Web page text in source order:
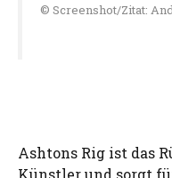
© Screenshot/Zitat:
Ashtons Rig ist das
Künstler und sorgt